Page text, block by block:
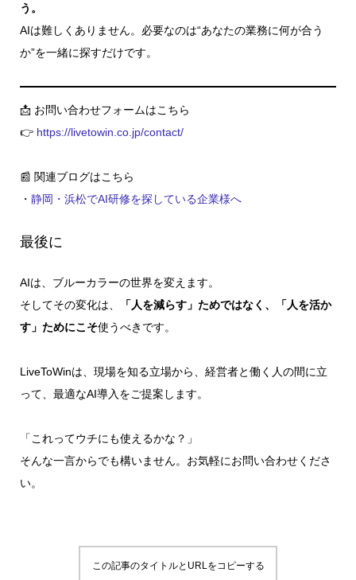
う。
AIは難しくありません。必要なのは“あなたの業務に何が合う
か”を一緒に探すだけです。
📩 お問い合わせフォームはこちら
👉 https://livetowin.co.jp/contact/
📰 関連ブログはこちら
・ 静岡・浜松でAI研修を探している企業様へ
最後に
AIは、ブルーカラーの世界を変えます。
そしてその変化は、
「人を減らす」ためではなく、「人を活か
す」ためにこそ使うべきです。
LiveToWinは、現場を知る立場から、経営者と働く人の間に立
って、最適なAI導入をご提案します。
「これってウチにも使えるかな？」
そんな一言からでも構いません。お気軽にお問い合わせくださ
い。
この記事のタイトルとURLをコピーする